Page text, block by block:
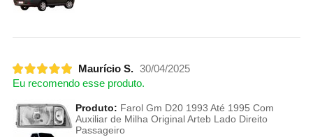
Maurício S. 30/04/2025
Eu recomendo esse produto.
Produto: Farol Gm D20 1993 Até 1995 Com
Auxiliar de Milha Original Arteb Lado Direito
Passageiro